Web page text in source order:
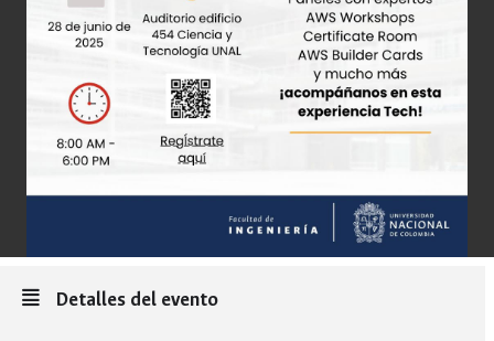
Detalles del evento